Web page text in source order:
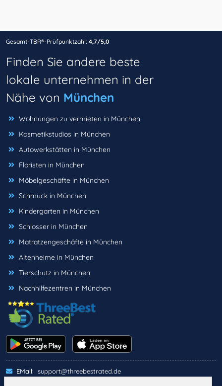
Gesamt-TBR®-Prüfpunktzahl: 4,7/5,0
Finden Sie andere beste
lokale unternehmen in der
Nähe von München
Wohnungen zu vermieten in München
Kosmetikstudios in München
Autowerkstätten in München
Floristen in München
Möbelgeschäfte in München
Schmuck in München
Kindergarten in München
Schlosser in München
Matratzengeschäfte in München
Altenheime in München
Tierschutz in München
Nachhilfezentren in München
EMail: support@threebestrated.de